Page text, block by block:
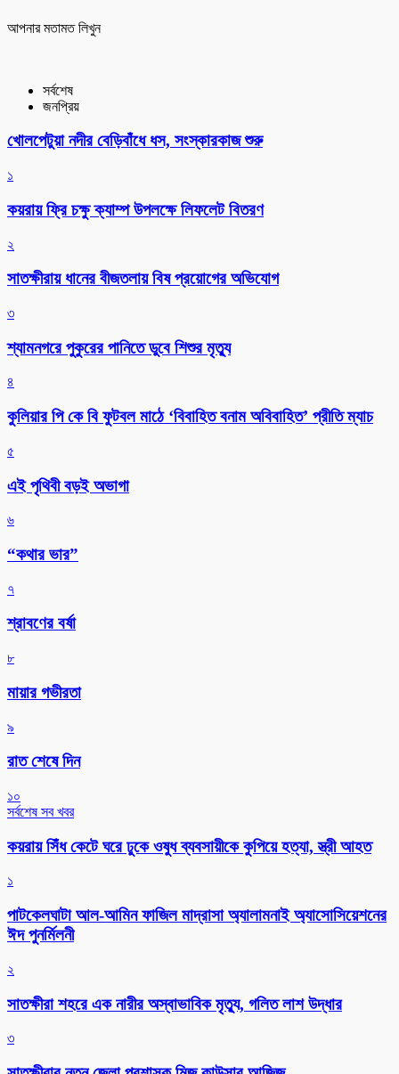
আপনার মতামত লিখুন
সর্বশেষ
জনপ্রিয়
খোলপেটুয়া নদীর বেড়িবাঁধে ধস, সংস্কারকাজ শুরু
১
কয়রায় ফ্রি চক্ষু ক্যাম্প উপলক্ষে লিফলেট বিতরণ
২
সাতক্ষীরায় ধানের বীজতলায় বিষ প্রয়োগের অভিযোগ
৩
শ্যামনগরে পুকুরের পানিতে ডুবে শিশুর মৃত্যু
৪
কুলিয়ার পি কে বি ফুটবল মাঠে ‘বিবাহিত বনাম অবিবাহিত’ প্রীতি ম্যাচ
৫
এই পৃথিবী বড়ই অভাগা
৬
“কথার ভার”
৭
শ্রাবণের বর্ষা
৮
মায়ার গভীরতা
৯
রাত শেষে দিন
১০
সর্বশেষ সব খবর
কয়রায় সিঁধ কেটে ঘরে ঢুকে ওষুধ ব্যবসায়ীকে কুপিয়ে হত্যা, স্ত্রী আহত
১
পাটকেলঘাটা আল-আমিন ফাজিল মাদ্রাসা অ্যালামনাই অ্যাসোসিয়েশনের
ঈদ পুনর্মিলনী
২
সাতক্ষীরা শহরে এক নারীর অস্বাভাবিক মৃত্যু, গলিত লাশ উদ্ধার
৩